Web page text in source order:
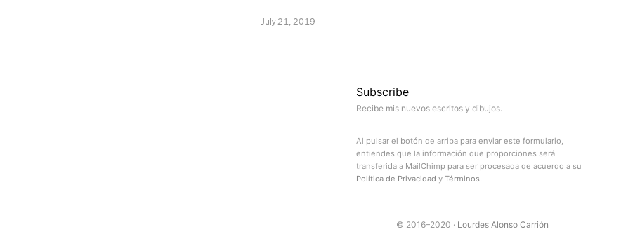
July 21, 2019
Subscribe
Recibe mis nuevos escritos y dibujos.
Al pulsar el botón de arriba para enviar este formulario,
entiendes que la información que proporciones será
transferida a MailChimp para ser procesada de acuerdo a su
Política de Privacidad y Términos.
© 2016–2020 · Lourdes Alonso Carrión